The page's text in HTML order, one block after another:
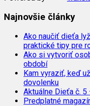
Najnovšie články
Ako naučiť dieťa
praktické tipy pre
Ako si vytvoriť
období
Kam vyraziť, keď
dovolenku
Aktuálne Dieťa č.
Predplatné